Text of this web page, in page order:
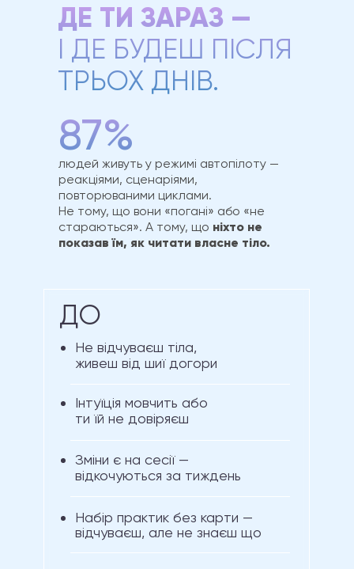
87%
ДЕ ТИ ЗАРАЗ —
І ДЕ БУДЕШ ПІСЛЯ
ТРЬОХ ДНІВ.
людей живуть у режимі автопілоту —
реакціями, сценаріями,
повторюваними циклами.
Не тому, що вони «погані» або «не
стараються». А тому, що ніхто не
показав їм, як читати власне тіло.
Набір практик без карти —
відчуваєш, але не знаєш що
Зміни є на сесії —
відкочуються за тиждень
Інтуїція мовчить або
ти їй не довіряєш
ДО
Не відчуваєш тіла,
живеш від шиї догори